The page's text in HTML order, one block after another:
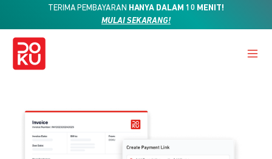
TERIMA PEMBAYARAN HANYA DALAM 10 MENIT!
MULAI SEKARANG!